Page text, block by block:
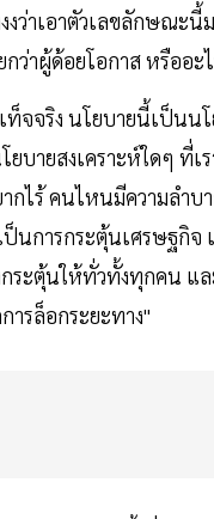
งว่าเอาตัวเลขลักษณะนี้
ว่าผู้ด้อยโอกาส หรืออะ
ท็จจริง นโยบายนี้เป็นน
ยบายสงเคราะห์ใดๆ ที่เ
ไร้ คนไหนมีความลำบา
ป็นการกระตุ้นเศรษฐกิจ
กระตุ้นให้ทั่วทั้งทุกคน แ
ารล็อกระยะทาง"